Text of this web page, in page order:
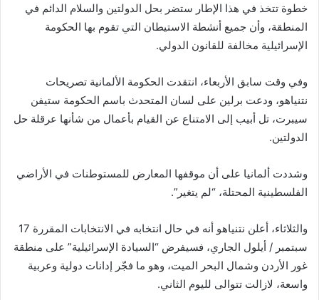
خطوة تتخذ في هذا الإطار ستضر بحل الدولتين والسلام الدائم في
المنطقة، وأن جميع أنشطة الاستيطان التي تقوم بها الحكومة
الإسرائيلية مخالفة للقانون الدولي.
وفي وقت سابق الأربعاء، انتقدت الحكومة الألمانية تصريحات
نتنياهو، ودعت برلين على لسان المتحدث باسم الحكومة ستيفن
سيبرت، تل أبيب إلى الامتناع عن القيام بأعمال من شأنها عرقلة حل
الدولتين.
وشددت ألمانيا على أن موقفها المعارض للمستوطنات في الأراضي
الفلسطينية المحتلة، “لم يتغير”.
والثلاثاء، أعلن نتنياهو أنه في حال انتخابه في الانتخابات المقررة 17
سبتمبر / أيلول الجاري، فسيفرض “السيادة الإسرائيلية” على منطقة
غور الأردن وشمال البحر الميت، وهو ما فجّر إدانات دولية وعربية
واسعة، لازالت تتوالى لليوم الثاني.